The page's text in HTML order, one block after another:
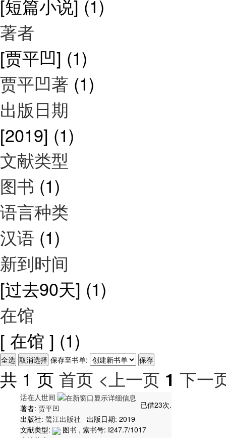
[短篇小说] (1)
著者
[贾平凹] (1)
贾平凹著 (1)
出版日期
[2019] (1)
文献类型
图书 (1)
语言种类
汉语 (1)
新到时间
[过去90天] (1)
在馆
[ 在馆 ] (1)
保存至书单:
共 1 页 首页 <上一页 1 下一
活在人世间
已借23次.
著者: 贾平凹
出版社: 鹭江出版社
出版日期: 2019
文献类型:
图书 , 索书号: I247.7/1017